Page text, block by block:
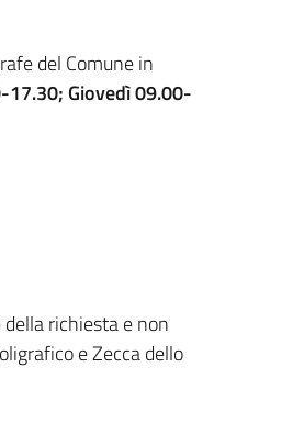
del Comune in
Giovedì 09.00-
della richiesta e non
e Zecca dello